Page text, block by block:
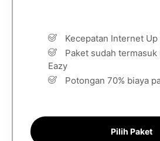
Kecepatan Internet
Paket sudah
Eazy
Potongan 70% biaya
Pilih Paket